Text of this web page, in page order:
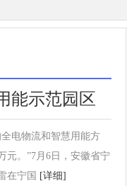
能示范园区
电物流和智慧用能方
元。”7月6日，安徽省宁
在宁国 [详细]